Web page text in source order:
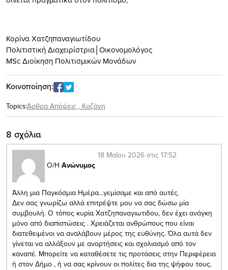
Κορίνα Χατζηπαναγιωτίδου
Πολιτιστική Διαχειρίστρια│Οικονομολόγος
MSc Διοίκηση Πολιτισμικών Μονάδων
Κοινοποίηση:
Topics:Άρθρα Απόψεις , Κοζάνη
8 σχόλια
Ο/Η Ανώνυμος
18 Μαΐου 2026 στις 17:52
Άλλη μια Παγκόσμια Ημέρα…γεμίσαμε και από αυτές.
Δεν σας γνωρίζω αλλά επιτρέψτε μου να σας δώσω μία
συμβουλή. Ο τόπος κυρία Χατζηπαναγιωτιδου, δεν έχει ανάγκη
μόνο από διαπιστώσεις . Χρειάζεται ανθρώπους που είναι
διατεθειμένοι να αναλάβουν μέρος της ευθύνης. Όλα αυτά δεν
γίνεται να αλλάξουν με αναρτήσεις και σχολιασμό από τον
καναπέ. Μπορείτε να καταθέσετε τις προτάσεις στην Περιφέρεια
ή στον Δήμο , ή να σας κρίνουν οι πολίτες δια της ψήφου τους.